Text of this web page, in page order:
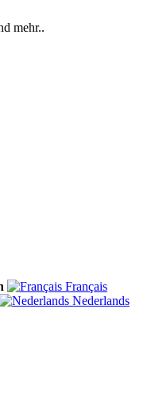
mehr..
Français
Nederlands